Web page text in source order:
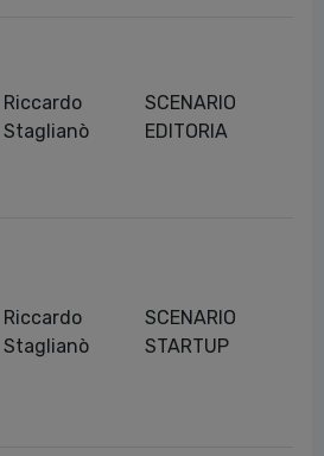
Riccardo
Staglianò
SCENARIO
EDITORIA
Riccardo
Staglianò
SCENARIO
STARTUP